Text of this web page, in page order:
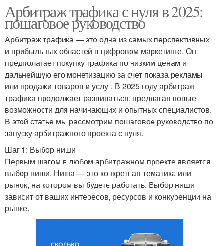
Арбитраж трафика с нуля в 2025:
пошаговое руководство
Арбитраж трафика — это одна из самых перспективных
и прибыльных областей в цифровом маркетинге. Он
предполагает покупку трафика по низким ценам и
дальнейшую его монетизацию за счет показа рекламы
или продажи товаров и услуг. В 2025 году арбитраж
трафика продолжает развиваться, предлагая новые
возможности для начинающих и опытных специалистов.
В этой статье мы рассмотрим пошаговое руководство по
запуску арбитражного проекта с нуля.
Шаг 1: Выбор ниши
Первым шагом в любом арбитражном проекте является
выбор ниши. Ниша — это конкретная тематика или
рынок, на котором вы будете работать. Выбор ниши
зависит от ваших интересов, ресурсов и конкуренции на
рынке.